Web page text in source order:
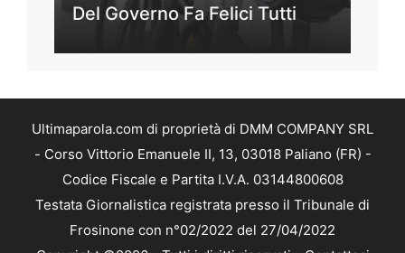
Del Governo Fa Felici Tutti
Ultimaparola.com di proprietà di DMM COMPANY SRL
- Corso Vittorio Emanuele II, 13, 03018 Paliano (FR) -
Codice Fiscale e Partita I.V.A. 03144800608
Testata Giornalistica registrata presso il Tribunale di
Frosinone con n°02/2022 del 27/04/2022